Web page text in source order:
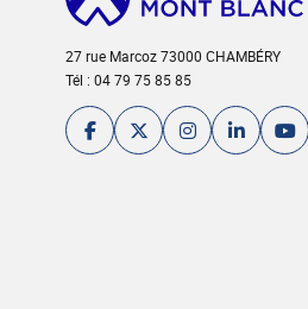
27 rue Marcoz 73000 CHAMBÉRY
Tél : 04 79 75 85 85